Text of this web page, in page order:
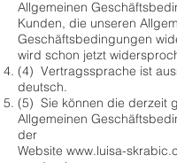
Allgemeinen
Kunden, die unseren
Geschäftsbedingungen
wird schon jetzt
(4) Vertragssprache ist
deutsch.
(5) Sie können die derzeit
Allgemeinen
der
Website www.luisa-